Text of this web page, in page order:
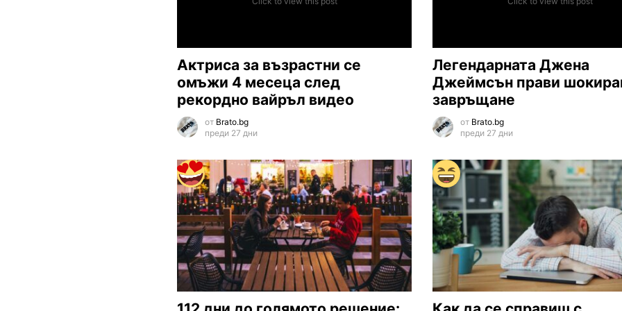
Актриса за възрастни се
омъжи 4 месеца след
рекордно вайръл видео
от Brato.bg
преди 27 дни
Легендарната Джена
Джеймсън прави
завръщане
от Brato.bg
преди 27 дни